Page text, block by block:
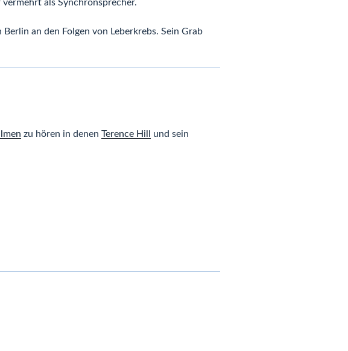
als Synchronsprecher.
an den Folgen von Leberkrebs. Sein Grab
zu hören in denen Terence Hill
und sein